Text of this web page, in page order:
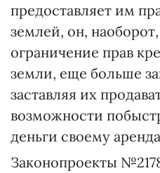
предоставляет им
землей, он,
ограничение прав
земли, еще больше
заставляя их
возможности
деньги своему
Законопроекты